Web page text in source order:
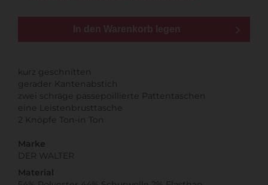
In den Warenkorb legen
kurz geschnitten
gerader Kantenabstich
zwei schräge passepoillierte Pattentaschen
eine Leistenbrusttasche
2 Knöpfe Ton-in Ton
Marke
DER WALTER
Material